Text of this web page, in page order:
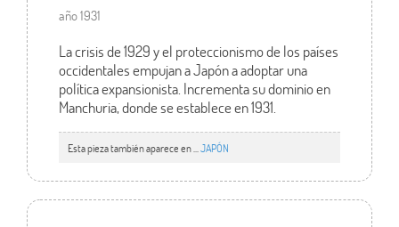
año 1931
La crisis de 1929 y el proteccionismo de los países
occidentales empujan a Japón a adoptar una
política expansionista. Incrementa su dominio en
Manchuria, donde se establece en 1931.
Esta pieza también aparece en ... JAPÓN